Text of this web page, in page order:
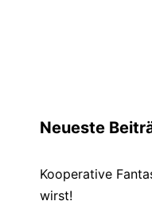
Neueste
Kooperative
wirst!